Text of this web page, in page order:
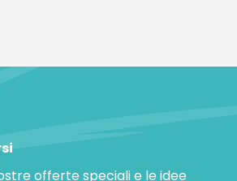
offerte speciali e le idee